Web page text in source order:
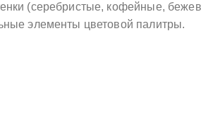
(серебристые, кофейные,
элементы цветовой палитры.